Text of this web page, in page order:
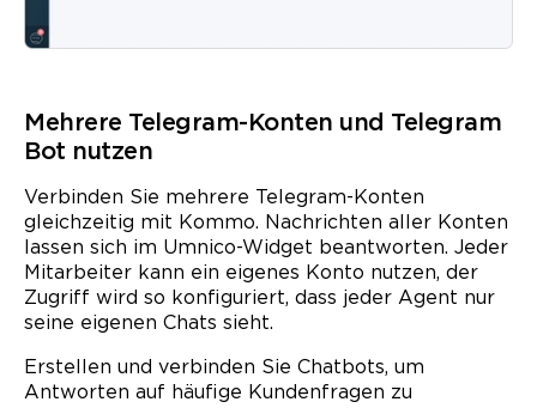
Mehrere Telegram-Konten und Telegram
Bot nutzen
Verbinden Sie mehrere Telegram-Konten
gleichzeitig mit Kommo. Nachrichten aller Konten
lassen sich im Umnico-Widget beantworten. Jeder
Mitarbeiter kann ein eigenes Konto nutzen, der
Zugriff wird so konfiguriert, dass jeder Agent nur
seine eigenen Chats sieht.
Erstellen und verbinden Sie Chatbots, um
Antworten auf häufige Kunden­fragen zu